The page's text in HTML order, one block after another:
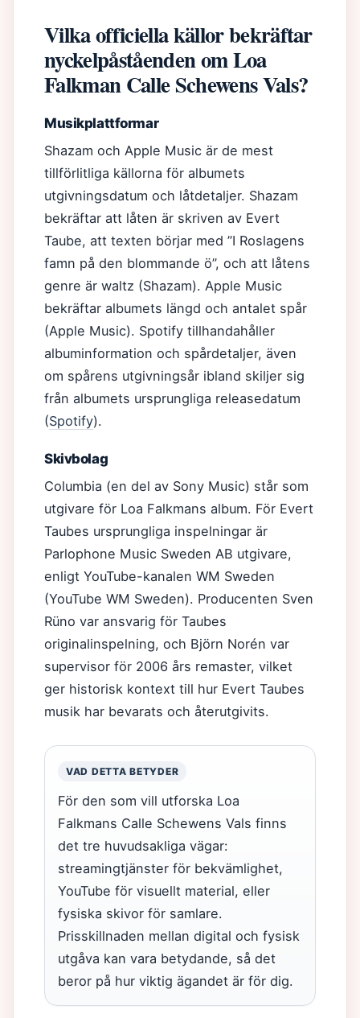
Vilka officiella källor bekräftar
nyckelpåståenden om Loa
Falkman Calle Schewens Vals?
Musikplattformar
Shazam och Apple Music är de mest
tillförlitliga källorna för albumets
utgivningsdatum och låtdetaljer. Shazam
bekräftar att låten är skriven av Evert
Taube, att texten börjar med ”I Roslagens
famn på den blommande ö”, och att låtens
genre är waltz (Shazam). Apple Music
bekräftar albumets längd och antalet spår
(Apple Music). Spotify tillhandahåller
albuminformation och spårdetaljer, även
om spårens utgivningsår ibland skiljer sig
från albumets ursprungliga releasedatum
(Spotify).
Skivbolag
Columbia (en del av Sony Music) står som
utgivare för Loa Falkmans album. För Evert
Taubes ursprungliga inspelningar är
Parlophone Music Sweden AB utgivare,
enligt YouTube-kanalen WM Sweden
(YouTube WM Sweden). Producenten Sven
Rüno var ansvarig för Taubes
originalinspelning, och Björn Norén var
supervisor för 2006 års remaster, vilket
ger historisk kontext till hur Evert Taubes
musik har bevarats och återutgivits.
VAD DETTA BETYDER
För den som vill utforska Loa
Falkmans Calle Schewens Vals finns
det tre huvudsakliga vägar:
streamingtjänster för bekvämlighet,
YouTube för visuellt material, eller
fysiska skivor för samlare.
Prisskillnaden mellan digital och fysisk
utgåva kan vara betydande, så det
beror på hur viktig ägandet är för dig.